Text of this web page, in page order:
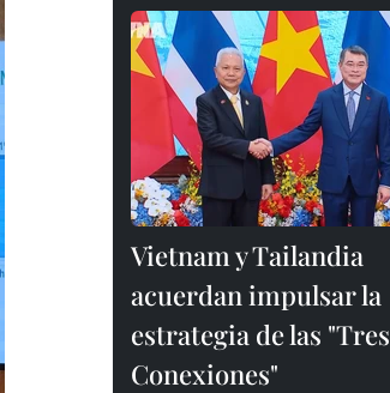
Vietnam y Tailandia
acuerdan impulsar la
estrategia de las "Tres
Conexiones"